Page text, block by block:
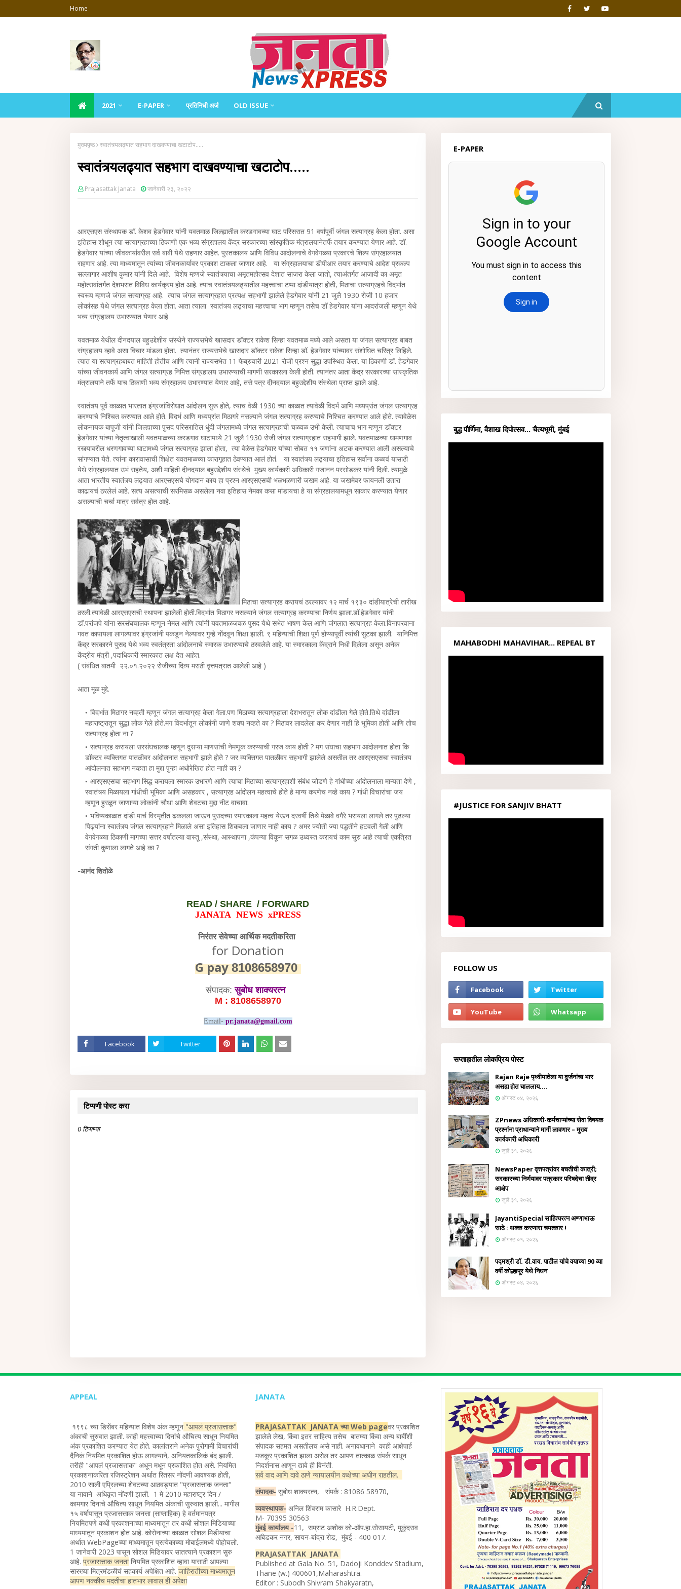
Home
2021 E-PAPER प्रतिनिधी अर्ज OLD ISSUE
मुख्यपृष्ठ स्वातंत्र्यलढ्यात सहभाग दाखवण्याचा खटाटोप.....
स्वातंत्र्यलढ्यात सहभाग दाखवण्याचा खटाटोप.....
Prajasattak Janata जानेवारी २३, २०२२
आरएसएस संस्थापक डॉ. केशव हेडगेवार यांनी यवतमाळ जिल्ह्यातील करडगावच्या घाट परिसरात 91 वर्षांपूर्वी जंगल सत्याग्रह केला होता. असा
इतिहास शोधून त्या सत्याग्रहाच्या ठिकाणी एक भव्य संग्रहालय केंद्र सरकारच्या सांस्कृतिक मंत्रालयानेतर्फे तयार करण्यात येणार आहे. डॉ.
हेडगेवार यांच्या जीवकार्यावरील सर्व बाबी येथे राहणार आहेत. पुस्तकालय आणि विविध आंदोलनाचे वेगवेगळ्या प्रकारचे शिल्प संग्रहालयात
राहणार आहे. त्या माध्यमातून त्यांच्या जीवनकार्यावर प्रकाश टाकला जाणार आहे. या संग्रहालयाचा डीपीआर तयार करण्याचे आदेश प्रकल्प
सल्लागार आशीष कुमार यांनी दिले आहे. विशेष म्हणजे स्वातंत्र्याचा अमृतमहोत्सव देशात साजरा केला जातो, त्याअंतर्गत आजादी का अमृत
महोत्सवांतर्गत देशभरात विविध कार्यक्रम होत आहे. त्याच स्वातंत्र्यलढ्यातील महत्त्वाचा टप्पा दांडीयात्रा होती, मिठाचा सत्याग्रहचे विदर्भात
स्वरूप म्हणजे जंगल सत्याग्रह आहे. त्याच जंगल सत्याग्रहात प्रत्यक्ष सहभागी झालेले हेडगेवार यांनी 21 जुलै 1930 रोजी 10 हजार
लोकांसह येथे जंगल सत्याग्रह केला होता. आता त्याला स्वातंत्र्य लढ्याचा महत्त्वाचा भाग म्हणून तसेच डॉ हेडगेवार यांना आदरांजली म्हणून येथे
भव्य संग्रहालय उभारण्यात येणार आहे
यवतमाळ येथील दीनदयाल बहुउद्देशीय संस्थेने राज्यसभेचे खासदार डॉक्टर राकेश सिन्हा यवतमाळ मध्ये आले असता या जंगल सत्याग्रह बाबत
संग्रहालय व्हावे असा विचार मांडला होता. त्यानंतर राज्यसभेचे खासदार डॉक्टर राकेश सिन्हा डॉ. हेडगेवार यांच्यावर संशोधित चरित्र लिहिले.
त्यात या सत्याग्रहबाबत माहिती होतीच आणि त्यानी राज्यसभेत 11 फेब्रुवारी 2021 रोजी प्रश्न सुद्धा उपस्थित केला. या ठिकाणी डॉ. हेडगेवार
यांच्या जीवनकार्य आणि जंगल सत्याग्रह निमित्त संग्रहालय उभारण्याची मागणी सरकारला केली होती. त्यानंतर आता केंद्र सरकारच्या सांस्कृतिक
मंत्रालयाने तर्फे याच ठिकाणी भव्य संग्रहालय उभारण्यात येणार आहे, तसे पत्र दीनदयाल बहुउद्देशीय संस्थेला प्राप्त झाले आहे.
स्वातंत्र्य पूर्व काळात भारतात इंग्रजांविरोधात आंदोलन सुरू होते, त्याच वेळी 1930 च्या काळात त्यावेळी विदर्भ आणि मध्यप्रांत जंगल सत्याग्रह
करण्याचे निश्चित करण्यात आले होते. विदर्भ आणि मध्यप्रांत मिठागरे नसल्याने जंगल सत्याग्रह करण्याचे निश्चित करण्यात आले होते. त्यावेळेस
लोकनायक बापूजी यांनी जिल्ह्याच्या पुसद परिसरातिल धुंदी जंगलामध्ये जंगल सत्याग्रहाची चळवळ उभी केली. त्याचाच भाग म्हणून डॉक्टर
हेडगेवार यांच्या नेतृत्वाखाली यवतमाळच्या करडगाव घाटामध्ये 21 जुलै 1930 रोजी जंगल सत्याग्रहात सहभागी झाले. यवतमाळच्या धामणगाव
रस्त्यावरील धरणगावच्या घाटामध्ये जंगल सत्याग्रह झाला होता, त्या वेळेस हेडगेवार यांच्या सोबत ११ जणांना अटक करण्यात आली असल्याचे
सांगण्यात येते. त्यांना कारावासाची शिक्षेत यवतमाळच्या कारागृहात ठेवण्यात आलं होतं. या स्वातंत्र्य लढ्याचा इतिहास सर्वाना कळावं यासाठी
येथे संग्रहालयात उभं राहतेय, अशी माहिती दीनदयाल बहुउद्देशीय संस्थेचे मुख्य कार्यकारी अधिकारी गजानन परसोडकर यांनी दिली. त्यामुळे
आता भारतीय स्वातंत्र्य लढ्यात आरएसएसचे योगदान काय हा प्रश्न आरएसएसची भळभळणारी जखम आहे. या जखमेवर फायनली उतारा
काढायचं ठरलेलं आहे. सत्य असत्याची सरमिसळ असलेला नवा इतिहास नेमका कसा मांडायचा हे या संग्रहालयामधून साकार करण्यात येणार
असल्याची चर्चा मात्र सर्वत्र होत आहे.
मिठाचा सत्याग्रह करायचं ठरल्यावर १२ मार्च १९३० दांडीयात्रेची तारीख
ठरली.त्यावेळी आरएसएसची स्थापना झालेली होती.विदर्भात मिठागर नसल्याने जंगल सत्याग्रह करण्याचा निर्णय झाला.डॉ.हेडगेवार यांनी
डॉ.परांजपे यांना सरसंघचालक म्हणून नेमल आणि त्यांनी यवतमाळजवळ पुसद येथे सभेत भाषण केल आणि जंगलात सत्याग्रह केला.विनापरवाना
गवत कापायला लागल्यावर इंग्रजांनी पकडून नेल्यावर गुन्हे नोंदवून शिक्षा झाली. ९ महिन्यांची शिक्षा पूर्ण होण्यापूर्वी त्यांची सुटका झाली. यानिमित्त
केंद्र सरकारने पुसद येथे भव्य स्वतंत्रता आंदोलनाचे स्मारक उभारण्याचे ठरवलेले आहे. या स्मारकाला केंद्राने निधी दिलेला असून अनेक
केंद्रीय मंत्री ,पदाधिकारी स्मारकात लक्ष देत आहेत.
( संबंधित बातमी २२.०१.२०२२ रोजीच्या दिव्य मराठी वृत्तपत्रात आलेली आहे )
आता मूळ मुद्दे.
विदर्भात मिठागर नव्हती म्हणून जंगल सत्याग्रह केला गेला.पण मिठाच्या सत्याग्रहाला देशभरातून लोक दांडीला गेले होते.तिथे दांडीला
महाराष्ट्रातून सुद्धा लोक गेले होते.मग विदर्भातून लोकांनी जाणे शक्य नव्हते का ? मिठावर लादलेला कर देणार नाही हि भूमिका होती आणि तोच
सत्याग्रह होता ना ?
सत्याग्रह करायला सरसंघचालक म्हणून दुसऱ्या माणसांची नेमणूक करण्याची गरज काय होती ? मग संघाचा सहभाग आंदोलनात होता कि
डॉक्टर व्यक्तिगत पातळीवर आंदोलनात सहभागी झाले होते ? जर व्यक्तिगत पातळीवर सहभागी झालेले असतील तर आरएसएसचा स्वातंत्र्य
आंदोलनात सहभाग नव्हता हा मुद्दा पुन्हा अधोरेखित होत नाही का ?
आरएसएसचा सहभाग सिद्ध करायला स्मारक उभारणे आणि त्याचा मिठाच्या सत्याग्रहाशी संबंध जोडणे हे गांधीच्या आंदोलनाला मान्यता देणे ,
स्वातंत्र्य मिळायला गांधीची भूमिका आणि असहकार , सत्याग्रह आंदोलन महत्वाचे होते हे मान्य करणेच नव्हे काय ? गांधी विचारांचा जय
म्हणून हुरळून जाणाऱ्या लोकांनी चौथा आणि शेवटचा मुद्दा नीट वाचावा.
भविष्यकाळात दांडी मार्च विस्मृतीत ढकलला जाऊन पुसदच्या स्मारकाला महत्व येऊन दरवर्षी तिथे मेळावे वगैरे भरायला लागले तर पुढल्या
पिढ्यांना स्वातंत्र्य जंगल सत्याग्रहाने मिळाले असा इतिहास शिकवला जाणार नाही काय ? अमर ज्योती ज्या पद्धतीने हटवली गेली आणि
वेगवेगळ्या ठिकाणी मागच्या सत्तर वर्षातल्या वास्तू ,संस्था, आस्थापना ,कंपन्या विकून सगळ उध्वस्त करायचं काम सुरु आहे त्याची एकत्रित
संगती कुणाला लागते आहे का ?
-आनंद शितोळे
READ / SHARE / FORWARD
JANATA NEWS xPRESS
निरंतर सेवेच्या आर्थिक मदतीकरिता
for Donation
G pay8108658970
संपादक:सुबोध शाक्यरत्न
M : 8108658970
Email- pr.janata@gmail.com
Facebook Twitter
टिप्पणी पोस्ट करा
0 टिप्पण्या
E-PAPER
बुद्ध पौर्णिमा, वैशाख दिपोत्सव... चैत्यभूमी, मुंबई
MAHABODHI MAHAVIHAR... REPEAL BT
ACT1949...
#JUSTICE FOR SANJIV BHATT
FOLLOW US
सप्ताहातील लोकप्रिय पोस्ट
Rajan Raje पृथ्वीमातेला या दुर्जनांचा भार
असह्य होत चाललाय....
ऑगस्ट ०४, २०२६
ZPnews अधिकारी-कर्मचाऱ्यांच्या सेवा विषयक
प्रश्नांना प्राधान्याने मार्गी लावणार – मुख्य
कार्यकारी अधिकारी
जुलै ३१, २०२६
NewsPaper वृत्तपत्रांवर बचतीची कात्री;
सरकारच्या निर्णयावर पत्रकार परिषदेचा तीव्र
आक्षेप
जुलै ३१, २०२६
JayantiSpecial साहित्यरत्न अण्णाभाऊ
साठे : थक्क करणारा चमत्कार !
ऑगस्ट ०१, २०२६
पद्मश्री डॉ. डी.वाय. पाटील यांचे वयाच्या 90 व्या
वर्षी कोल्हापूर येथे निधन
ऑगस्ट ०४, २०२६
APPEAL
१९९८ च्या डिसेंबर महिन्यात विशेष अंक म्हणून "आपलं प्रजासत्ताक"
अंकाची सुरुवात झाली. काही महत्त्वाच्या दिनांचे औचित्य साधून नियमित
अंक प्रकाशित करण्यात येत होते. कालांतराने अनेक पुरोगामी विचारांची
दैनिकं नियमित प्रकाशित होऊ लागल्याने, अनियतकालिकं बंद झाली.
तरीही "आपलं प्रजासत्ताक" अधून मधून प्रकाशित होत असे. नियमित
प्रकाशनाकरिता रजिस्ट्रेशन अर्थात रितसर नोंदणी आवश्यक होती,
2010 साली एप्रिलच्या शेवटच्या आठवड्यात "प्रजासत्ताक जनता"
या नावाने अधिकृत नोंदणी झाली. 1 मे 2010 महाराष्ट्र दिन /
कामगार दिनाचे औचित्य साधून नियमित अंकाची सुरुवात झाली... मागील
१५ वर्षापासून प्रजासत्ताक जनत्ता (साप्ताहिक) हे वर्तमानपत्र
नियमितपणे कधी प्रकाशनाच्या माध्यमातून तर कधी सोशल मिडियाच्या
माध्यमातून प्रकाशन होत आहे. कोरोनाच्या काळात सोशल मिडीयाचा
अर्थात WebPageच्या माध्यमातून प्रत्येकाच्या मोबाईलमध्ये पोहोचलो.
1 जानेवारी 2023 पासून सोशल मिडियावर सातत्याने प्रकाशन सुरु
आहे. प्रजासत्ताक जनतानियमित प्रकाशित व्हावा यासाठी आपल्या
सारख्या मित्रमंडळीचं सहकार्य अपेक्षित आहे. जाहिरातीच्या माध्यमातून
आपण नक्कीच मदतीचा हातभार लावाल ही अपेक्षा
JANATA
PRAJASATTAK JANATA च्या Web pageवर प्रकाशित
झालेले लेख, किंवा इतर साहित्य तसेच बातम्या किंवा अन्य बाबींशी
संपादक सहमत असतीलच असे नाही. अनावधानाने काही आक्षेपार्ह
मजकूर प्रकाशित झाला असेल तर आपण तात्काळ संपर्क साधून
निदर्शनास आणून द्यावे ही विनंती.
सर्व वाद आणि दावे ठाणे न्यायालयीन कक्षेच्या अधीन राहतील.
संपादक- सुबोध शाक्यरत्न, संपर्क : 81086 58970,
व्यवस्थापक- अनिल शिंवराम कासारे H.R.Dept.
M- 70395 30563
मुंबई कार्यालय -11, सम्राट अशोक को-ऑप.हा.सोसायटी, मुकुंदराव
आंबेडकर नगर, सायन-बांद्रा रोड, मुंबई - 400 017.
PRAJASATTAK JANATA
Published at Gala No. 51, Dadoji Konddev Stadium,
Thane (w.) 400601,Maharashtra.
Editor : Subodh Shivram Shakyaratn,